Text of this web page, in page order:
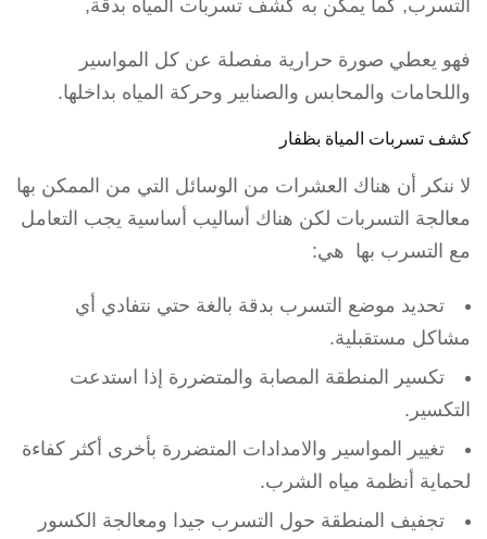
التسرب, كما يمكن به كشف تسربات المياه بدقة,
فهو يعطي صورة حرارية مفصلة عن كل المواسير
واللحامات والمحابس والصنابير وحركة المياه بداخلها.
كشف تسربات المياة بظفار
لا ننكر أن هناك العشرات من الوسائل التي من الممكن بها
معالجة التسربات لكن هناك أساليب أساسية يجب التعامل
مع التسرب بها هي:
تحديد موضع التسرب بدقة بالغة حتي نتفادي أي
مشاكل مستقبلية.
تكسير المنطقة المصابة والمتضررة إذا استدعت
التكسير.
تغيير المواسير والامدادات المتضررة بأخرى أكثر كفاءة
لحماية أنظمة مياه الشرب.
تجفيف المنطقة حول التسرب جيدا ومعالجة الكسور